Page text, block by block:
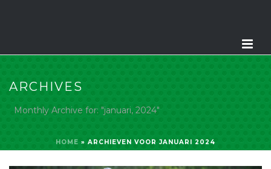
ARCHIVES
Monthly Archive for: "januari, 2024"
HOME » ARCHIEVEN VOOR JANUARI 2024